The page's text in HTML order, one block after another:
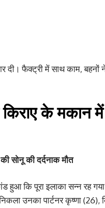
दी। फैक्ट्री में साथ काम,
के मकान
सोनू की दर्दनाक मौत
हुआ कि पूरा इलाका सन्न रह
उनका पार्टनर कृष्णा (26),